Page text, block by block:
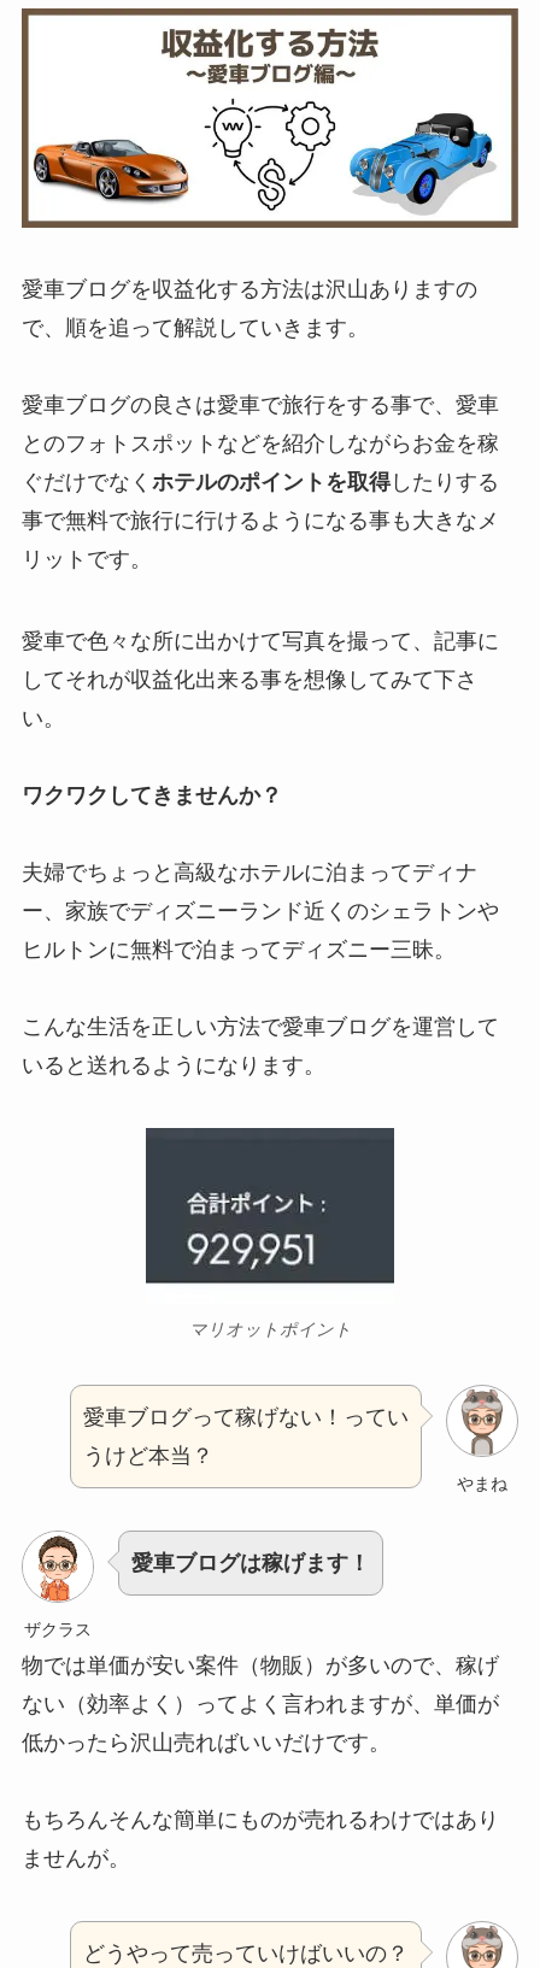
愛車ブログを収益化する方法は沢山ありますの
で、順を追って解説していきます。
愛車ブログの良さは愛車で旅行をする事で、愛車
とのフォトスポットなどを紹介しながらお金を稼
ぐだけでなく ホテルのポイントを取得したりする
事で無料で旅行に行けるようになる事も大きなメ
リットです。
愛車で色々な所に出かけて写真を撮って、記事に
してそれが収益化出来る事を想像してみて下さ
い。
ワクワクしてきませんか？
夫婦でちょっと高級なホテルに泊まってディナ
ー、家族でディズニーランド近くのシェラトンや
ヒルトンに無料で泊まってディズニー三昧。
こんな生活を正しい方法で愛車ブログを運営して
いると送れるようになります。
マリオットポイント
やまね
愛車ブログって稼げない！ってい
うけど本当？
ザクラス
愛車ブログは稼げます！
物では単価が安い案件（物販）が多いので、稼げ
ない（効率よく）ってよく言われますが、単価が
低かったら沢山売ればいいだけです。
もちろんそんな簡単にものが売れるわけではあり
ませんが。
どうやって売っていけばいいの？